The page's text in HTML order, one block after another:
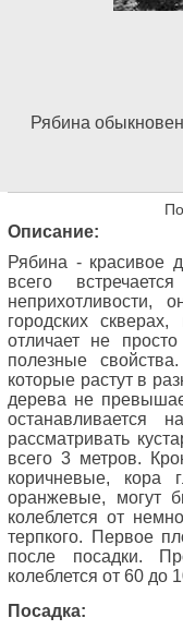
Рябина
Описание:
Рябина - красивое
всего
неприхотливости,
городских
отличает не
полезные
которые растут в
дерева не
останавливается
рассматривать
всего 3 метров.
коричневые, кора
оранжевые, могут
колеблется от
терпкого. Первое
после посадки.
колеблется от 60 до
Посадка: